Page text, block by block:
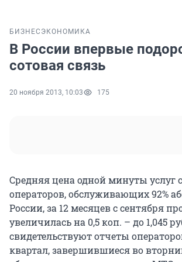
БИЗНЕС ЭКОНОМИКА
В России впервые
сотовая связь
20 ноября 2013, 10:03 175
Средняя цена одной минуты услуг
операторов, обслуживающих 92%
России, за 12 месяцев с сентября
увеличилась на 0,5 коп. – до 1,045
свидетельствуют отчеты
квартал, завершившиеся во